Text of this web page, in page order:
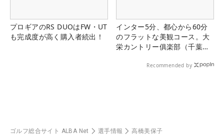
プロギアのRS DUOはFW・UT
も完成度が高く購入者続出！
インター5分、都心から60分
のフラットな美観コース。大
栄カントリー俱楽部（千葉
Recommended by
ゴルフ総合サイト ALBA Net 選手情報 高橋美保子